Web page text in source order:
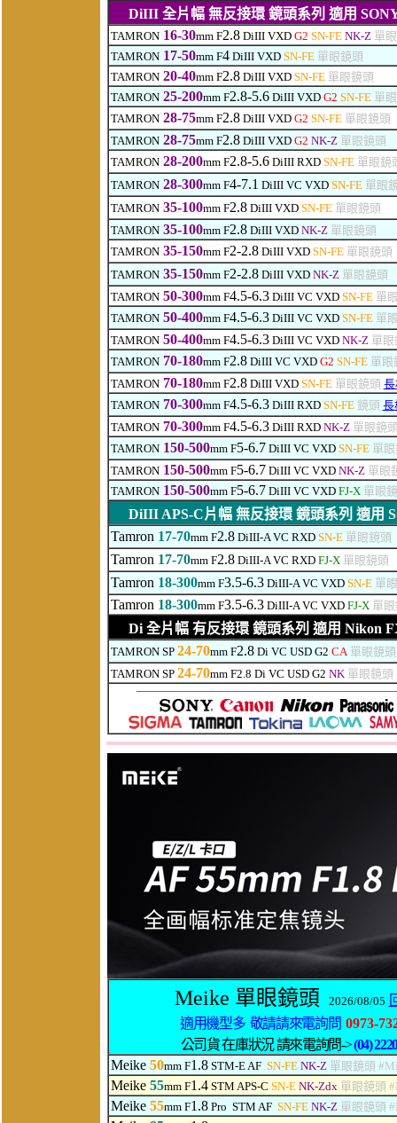
DiIII全片幅 無反接環 鏡頭系列 適用
TAMRON16-30mm F2.8DiIII VXD G2 SN-FE NK-Z單
TAMRON17-50mm F4DiIII VXD SN-FE單眼鏡頭
TAMRON20-40mm F2.8DiIII VXD SN-FE單眼鏡頭
TAMRON25-200mm F2.8-5.6DiIII VXD G2 SN-FE單
TAMRON28-75mm F2.8DiIII VXD G2 SN-FE單眼鏡頭
TAMRON28-75mm F2.8DiIII VXD G2 NK-Z單眼鏡頭
TAMRON28-200mm F2.8-5.6DiIII RXD SN-FE單眼鏡
TAMRON28-300mm F4-7.1 DiIII VC VXD SN-FE單眼
TAMRON35-100mm F2.8DiIII VXD SN-FE單眼鏡頭
TAMRON35-100mm F2.8DiIII VXD NK-Z單眼鏡頭
TAMRON35-150mm F2-2.8DiIII VXD SN-FE單眼鏡頭
TAMRON35-150mm F2-2.8DiIII VXD NK-Z單眼鏡頭
TAMRON50-300mm F4.5-6.3DiIII VC VXD SN-FE單
TAMRON50-400mm F4.5-6.3DiIII VC VXD SN-FE單
TAMRON50-400mm F4.5-6.3DiIII VC VXD NK-Z單眼
TAMRON70-180mm F2.8DiIII VC VXD G2 SN-FE單眼
TAMRON70-180mm F2.8DiIII VXD SN-FE單眼鏡頭
TAMRON70-300mm F4.5-6.3DiIII RXD SN-FE鏡頭 長
TAMRON70-300mm F4.5-6.3DiIII RXD NK-Z單眼鏡
TAMRON150-500mm F5-6.7DiIII VC VXD SN-FE單眼
TAMRON150-500mm F5-6.7DiIII VC VXD NK-Z單眼
TAMRON150-500mm F5-6.7DiIII VC VXD FJ-X單眼
DiIIIAPS-C片幅 無反接環 鏡頭系列 適用
Tamron 17-70mm F2.8DiIII-A VC RXD SN-E單眼鏡頭
Tamron 17-70mm F2.8DiIII-A VC RXD FJ-X單眼鏡頭
Tamron 18-300mm F3.5-6.3DiIII-A VC VXD SN-E單
Tamron 18-300mm F3.5-6.3DiIII-A VC VXD FJ-X單眼
Di全片幅 有反接環 鏡頭系列 適用 Nikon
TAMRON SP 24-70mm F2.8Di VC USD G2 CA單眼鏡頭
TAMRON SP 24-70mm F2.8 Di VC USD G2 NK單眼鏡頭
Meike 單眼鏡頭 2026/08/05
適用機型多 敬請請來電詢問 0973-
公司貨 在庫狀況 請來電詢問->(04)
Meike 50mm F1.8 STM-E AF SN-FE NK-Z 單眼鏡頭
Meike 55mm F1.4 STM APS-C SN-E NK-Zdx 單眼鏡頭
Meike 55mm F1.8 Pro STM AF SN-FE NK-Z 單眼鏡頭